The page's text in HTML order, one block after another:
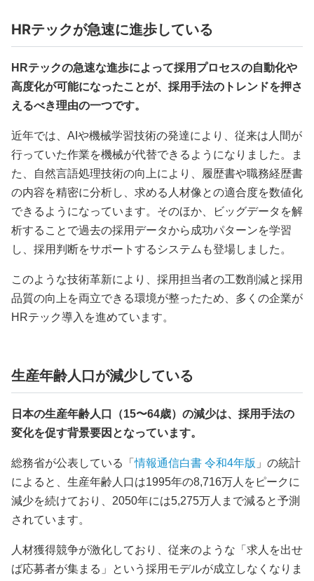
HRテックが急速に進歩している
HRテックの急速な進歩によって採用プロセスの自動化や
高度化が可能になったことが、採用手法のトレンドを押さ
えるべき理由の一つです。
近年では、AIや機械学習技術の発達により、従来は人間が
行っていた作業を機械が代替できるようになりました。ま
た、自然言語処理技術の向上により、履歴書や職務経歴書
の内容を精密に分析し、求める人材像との適合度を数値化
できるようになっています。そのほか、ビッグデータを解
析することで過去の採用データから成功パターンを学習
し、採用判断をサポートするシステムも登場しました。
このような技術革新により、採用担当者の工数削減と採用
品質の向上を両立できる環境が整ったため、多くの企業が
HRテック導入を進めています。
生産年齢人口が減少している
日本の生産年齢人口（15〜64歳）の減少は、採用手法の
変化を促す背景要因となっています。
総務省が公表している「情報通信白書 令和4年版 」の統計
によると、生産年齢人口は1995年の8,716万人をピークに
減少を続けており、2050年には5,275万人まで減ると予測
されています。
人材獲得競争が激化しており、従来のような「求人を出せ
ば応募者が集まる」という採用モデルが成立しなくなりま